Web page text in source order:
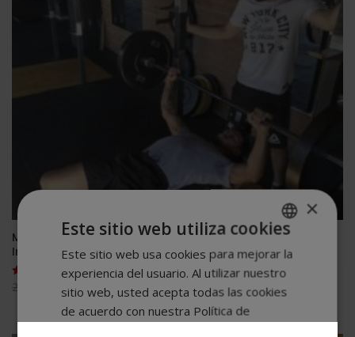
Maestría Internacional en Personal Trainer + Maestría
Internacional en Nutrición Deportiva
Valorado
con
2.400,00
El
precio
original
600,00 $
precio
actual
SPANISH
PORTUGUESE
×
Este sitio web utiliza cookies
Este sitio web usa cookies para mejorar la
experiencia del usuario. Al utilizar nuestro
sitio web, usted acepta todas las cookies
de acuerdo con nuestra Política de